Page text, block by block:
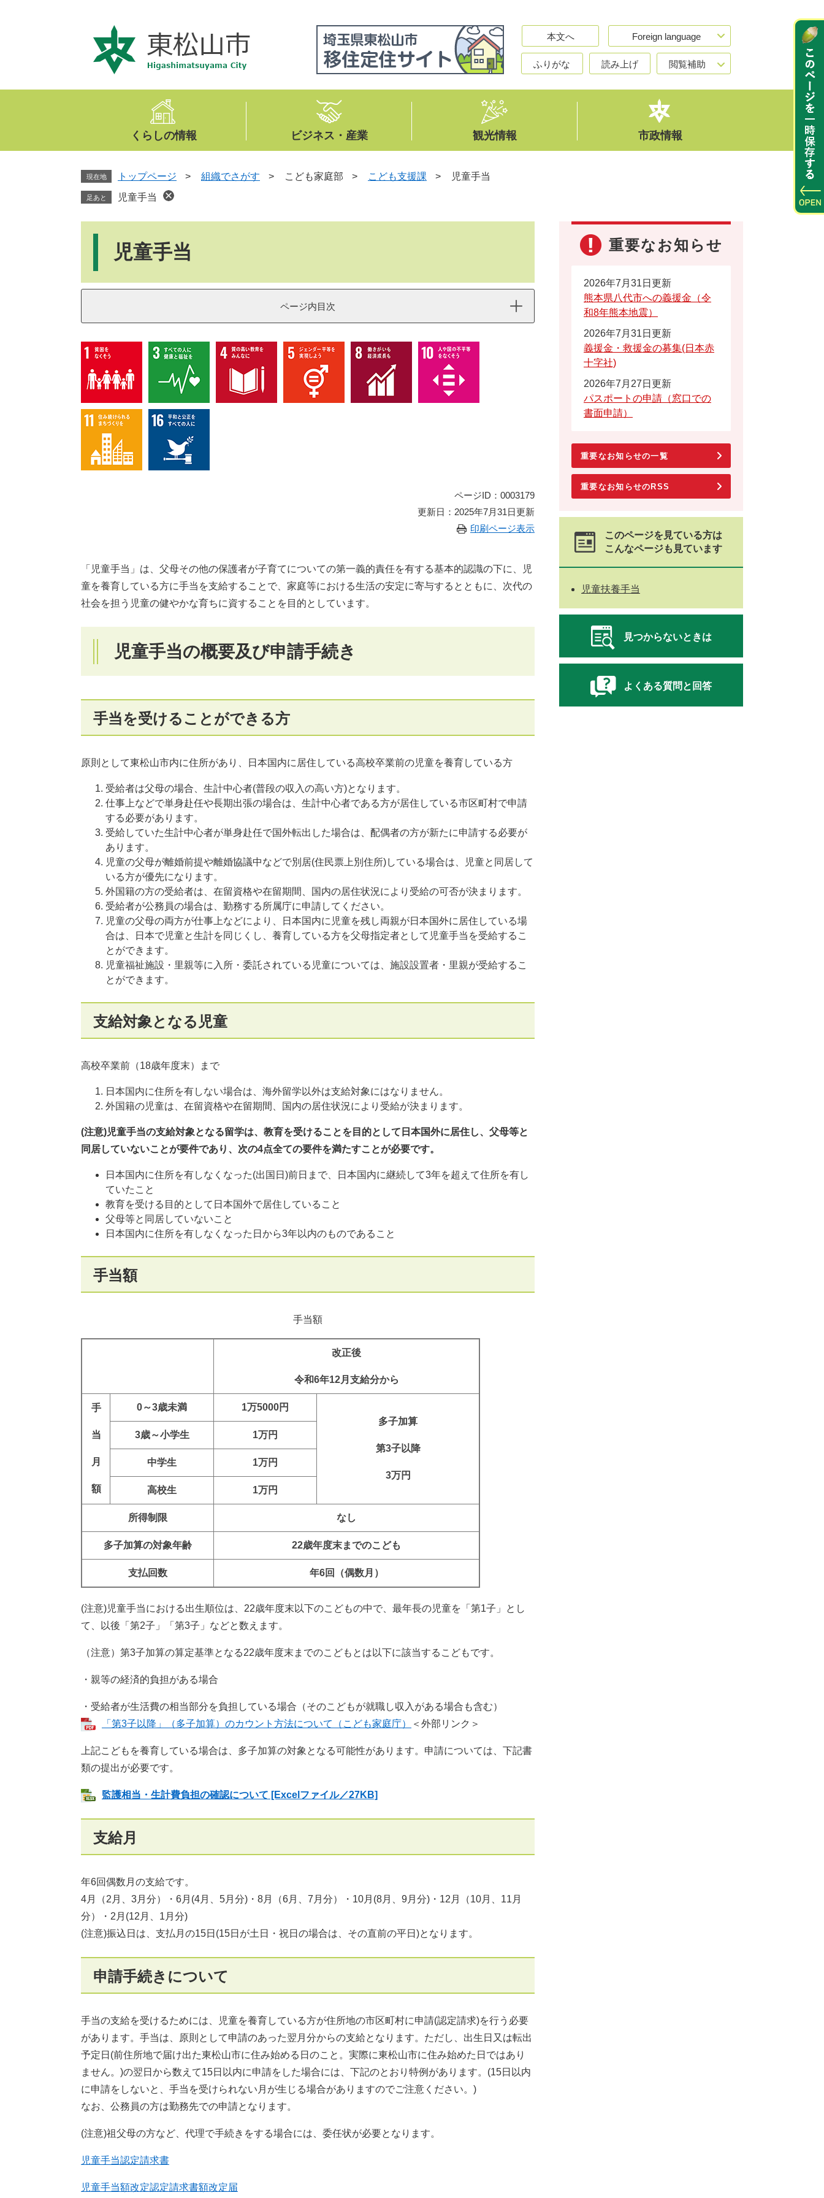
文
本文へ Foreign language
ふりがな 読み上げ 閲覧補助
くらしの情報 ビジネス・産業 観光情報 市政情報
現在地 トップページ > 組織でさがす > こども家庭部 > こども支援課 > 児童手当
足あと 児童手当
児童手当
ページ内目次
ページID：0003179
更新日：2025年7月31日更新
印刷ページ表示
「児童手当」は、父母その他の保護者が子育てについての第一義的責任を有する基本的認識の下に、児
童を養育している方に手当を支給することで、家庭等における生活の安定に寄与するとともに、次代の
社会を担う児童の健やかな育ちに資することを目的としています。
児童手当の概要及び申請手続き
手当を受けることができる方
原則として東松山市内に住所があり、日本国内に居住している高校卒業前の児童を養育している方
受給者は父母の場合、生計中心者(普段の収入の高い方)となります。
仕事上などで単身赴任や長期出張の場合は、生計中心者である方が居住している市区町村で申請
する必要があります。
受給していた生計中心者が単身赴任で国外転出した場合は、配偶者の方が新たに申請する必要が
あります。
児童の父母が離婚前提や離婚協議中などで別居(住民票上別住所)している場合は、児童と同居して
いる方が優先になります。
外国籍の方の受給者は、在留資格や在留期間、国内の居住状況により受給の可否が決まります。
受給者が公務員の場合は、勤務する所属庁に申請してください。
児童の父母の両方が仕事上などにより、日本国内に児童を残し両親が日本国外に居住している場
合は、日本で児童と生計を同じくし、養育している方を父母指定者として児童手当を受給するこ
とができます。
児童福祉施設・里親等に入所・委託されている児童については、施設設置者・里親が受給するこ
とができます。
支給対象となる児童
高校卒業前（18歳年度末）まで
日本国内に住所を有しない場合は、海外留学以外は支給対象にはなりません。
外国籍の児童は、在留資格や在留期間、国内の居住状況により受給が決まります。
(注意)児童手当の支給対象となる留学は、教育を受けることを目的として日本国外に居住し、父母等と
同居していないことが要件であり、次の4点全ての要件を満たすことが必要です。
日本国内に住所を有しなくなった(出国日)前日まで、日本国内に継続して3年を超えて住所を有し
ていたこと
教育を受ける目的として日本国外で居住していること
父母等と同居していないこと
日本国内に住所を有しなくなった日から3年以内のものであること
手当額
​手当額
改正後
令和6年12月支給分から
手
当
月
額
0～3歳未満
1万5000円
多子加算
第3子以降
3万円
3歳～小学生 1万円
中学生 1万円
高校生 1万円
所得制限 なし
多子加算の対象年齢 22歳年度末までのこども
支払回数 年6回（偶数月）
(注意)児童手当における出生順位は、22歳年度末以下のこどもの中で、最年長の児童を「第1子」とし
て、以後「第2子」「第3子」などと数えます。
（注意）第3子加算の算定基準となる22歳年度末までのこどもとは以下に該当するこどもです。
・親等の経済的負担がある場合
・受給者が生活費の相当部分を負担している場合（そのこどもが就職し収入がある場合も含む）
「第3子以降」（多子加算）のカウント方法について（こども家庭庁）
＜外部リンク＞
上記こどもを養育している場合は、多子加算の対象となる可能性があります。申請については、下記書
類の提出が必要です。
監護相当・生計費負担の確認について [Excelファイル／27KB]
支給月
年6回偶数月の支給です。
4月（2月、3月分）・6月(4月、5月分)・8月（6月、7月分）・10月(8月、9月分)・12月（10月、11月
分）・2月(12月、1月分)
(注意)振込日は、支払月の15日(15日が土日・祝日の場合は、その直前の平日)となります。
申請手続きについて
手当の支給を受けるためには、児童を養育している方が住所地の市区町村に申請(認定請求)を行う必要
があります。手当は、原則として申請のあった翌月分からの支給となります。ただし、出生日又は転出
予定日(前住所地で届け出た東松山市に住み始める日のこと。実際に東松山市に住み始めた日ではあり
ません。)の翌日から数えて15日以内に申請をした場合には、下記のとおり特例があります。(15日以内
に申請をしないと、手当を受けられない月が生じる場合がありますのでご注意ください。)
なお、公務員の方は勤務先での申請となります。
(注意)祖父母の方など、代理で手続きをする場合には、委任状が必要となります。
児童手当認定請求書
児童手当額改定認定請求書額改定届
重要なお知らせ
2026年7月31日更新
熊本県八代市への義援金（令
和8年熊本地震）
2026年7月31日更新
義援金・救援金の募集(日本赤
十字社)
2026年7月27日更新
パスポートの申請（窓口での
書面申請）
重要なお知らせの一覧
重要なお知らせのRSS
このページを見ている方は
こんなページも見ています
児童扶養手当
見つからないときは
よくある質問と回答